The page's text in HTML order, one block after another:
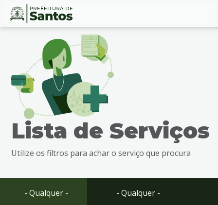
Ir
busca
Ir
Conteúdo
Lista de Serviços
Utilize os filtros para achar o serviço que procura
- Qualquer - - Qualquer -